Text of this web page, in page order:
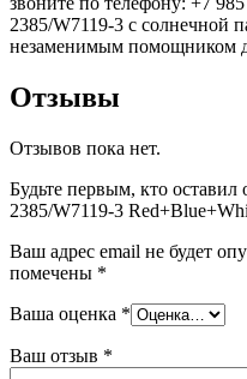
2385/W7119-3 с солнечной
незаменимым помощником
Отзывы
Отзывов пока нет.
Будьте первым, кто
2385/W7119-3
Ваш адрес email не будет
помечены *
Ваша оценка *
Ваш отзыв *